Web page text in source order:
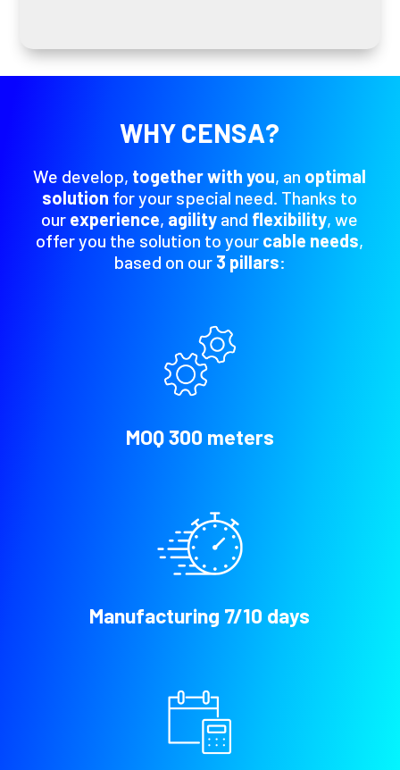
WHY CENSA?
We develop, together with you, an optimal
solution for your special need. Thanks to
our experience, agility and flexibility, we
offer you the solution to your cable needs,
based on our 3 pillars:
MOQ 300 meters
Manufacturing 7/10 days